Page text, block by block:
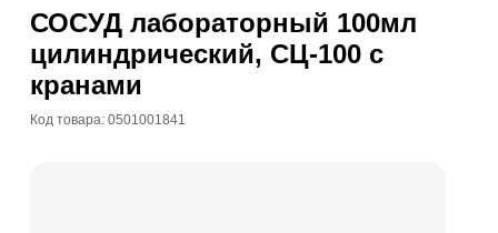
СОСУД лабораторный 100мл
цилиндрический, СЦ-100 с
кранами
Код товара: 0501001841